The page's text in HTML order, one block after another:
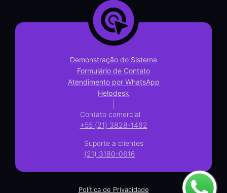
Demonstração do Sistema
Formulário de Contato
Atendimento por WhatsApp
Helpdesk
Contato comercial
+55 (21) 3828-1462
Suporte a clientes
(21) 3180-0616
Política de Privacidade